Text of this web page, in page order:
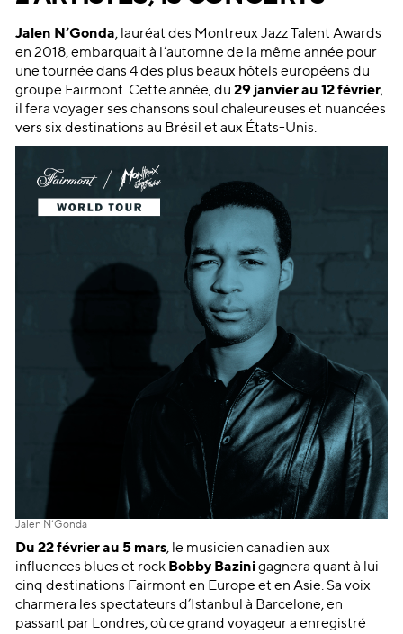
Jalen N’Gonda, lauréat des Montreux Jazz Talent Awards
en 2018, embarquait à l’automne de la même année pour
une tournée dans 4 des plus beaux hôtels européens du
groupe Fairmont. Cette année, du 29 janvier au 12 février,
il fera voyager ses chansons soul chaleureuses et nuancées
vers six destinations au Brésil et aux États-Unis.
Jalen N’Gonda
Du 22 février au 5 mars, le musicien canadien aux
influences blues et rock Bobby Bazinigagnera quant à lui
cinq destinations Fairmont en Europe et en Asie. Sa voix
charmera les spectateurs d’Istanbul à Barcelone, en
passant par Londres, où ce grand voyageur a enregistré